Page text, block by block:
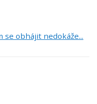
se obhájit nedokáže...